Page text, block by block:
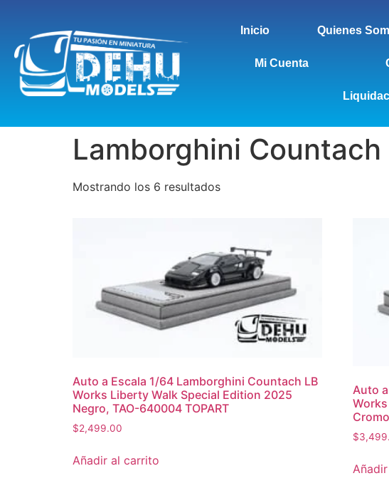
Inicio Quienes
Mi Cuenta
Lamborghini Countach
Mostrando los 6 resultados
Auto a Escala 1/64 Lamborghini Countach LB
Works Liberty Walk Special Edition 2025
Negro, TAO-640004 TOPART
$2,499.00
Añadir al carrito
Auto
$